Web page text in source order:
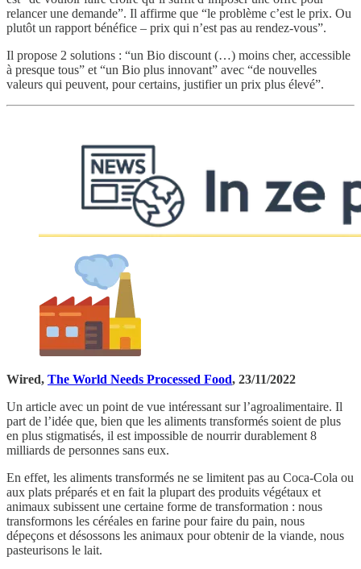
relancer une demande”. Il affirme que “le problème c’est le prix. Ou
plutôt un rapport bénéfice – prix qui n’est pas au rendez-vous”.
Il propose 2 solutions : “un Bio discount (…) moins cher, accessible
à presque tous” et “un Bio plus innovant” avec “de nouvelles
valeurs qui peuvent, pour certains, justifier un prix plus élevé”.
Wired, The World Needs Processed Food, 23/11/2022
Un article avec un point de vue intéressant sur l’agroalimentaire. Il
part de l’idée que, bien que les aliments transformés soient de plus
en plus stigmatisés, il est impossible de nourrir durablement 8
milliards de personnes sans eux.
En effet, les aliments transformés ne se limitent pas au Coca-Cola ou
aux plats préparés et en fait la plupart des produits végétaux et
animaux subissent une certaine forme de transformation : nous
transformons les céréales en farine pour faire du pain, nous
dépeçons et désossons les animaux pour obtenir de la viande, nous
pasteurisons le lait.